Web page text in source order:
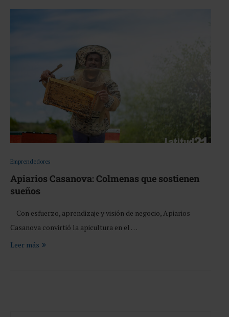
Emprendedores
Apiarios Casanova: Colmenas que sostienen
sueños
Con esfuerzo, aprendizaje y visión de negocio, Apiarios
Casanova convirtió la apicultura en el …
Leer más